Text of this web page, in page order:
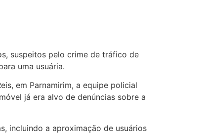
suspeitos pelo crime de tráfico de
uma usuária.
em Parnamirim, a equipe policial
já era alvo de denúncias sobre a
incluindo a aproximação de usuários